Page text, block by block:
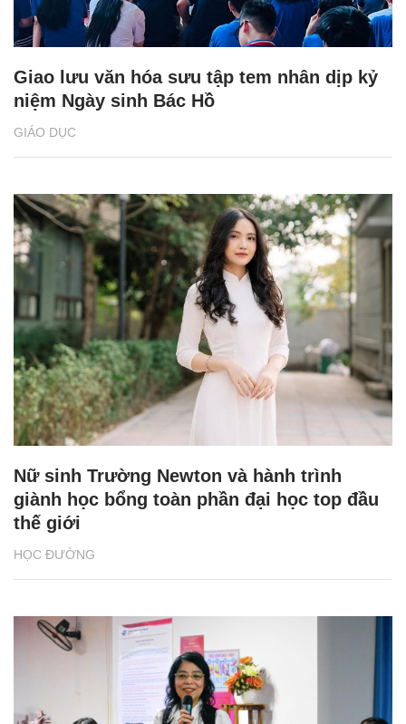
GIÁO DỤC
Giao lưu văn hóa sưu tập tem nhân dịp kỷ
niệm Ngày sinh Bác Hồ
HỌC ĐƯỜNG
Nữ sinh Trường Newton và hành trình
giành học bổng toàn phần đại học top đầu
thế giới